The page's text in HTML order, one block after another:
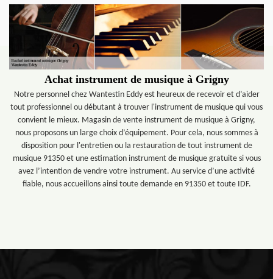
Achat instrument de musique à Grigny
Notre personnel chez Wantestin Eddy est heureux de recevoir et d’aider
tout professionnel ou débutant à trouver l'instrument de musique qui vous
convient le mieux. Magasin de vente instrument de musique à Grigny,
nous proposons un large choix d’équipement. Pour cela, nous sommes à
disposition pour l'entretien ou la restauration de tout instrument de
musique 91350 et une estimation instrument de musique gratuite si vous
avez l’intention de vendre votre instrument. Au service d’une activité
fiable, nous accueillons ainsi toute demande en 91350 et toute IDF.